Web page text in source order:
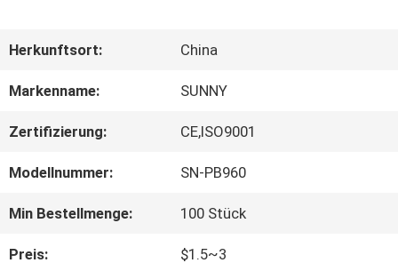
VIDEOS
FABRIK-
AUSFLUG
Herkunftsort: China
Markenname: SUNNY
Zertifizierung: CE,ISO9001
Modellnummer: SN-PB960
Min Bestellmenge: 100 Stück
Preis: $1.5~3